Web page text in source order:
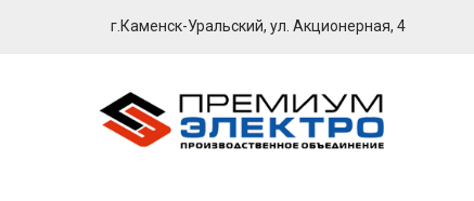
г.Каменск-Уральский, ул. Акционерная, 4